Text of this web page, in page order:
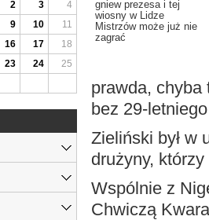
gniew prezesa i tej
wiosny w Lidze
Mistrzów może już nie
zagrać
prawda, chyba
bez 29-
Zieliński był w
drużyny,
Wspólnie z
Chwiczą
2 3
4
9 10
11
16 17
18
23 24
25